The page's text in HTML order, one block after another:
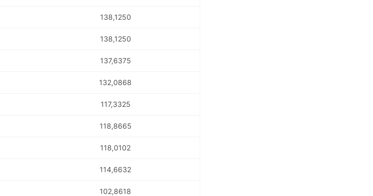
138,1250
138,1250
137,6375
132,0868
117,3325
118,8665
118,0102
114,6632
102,8618